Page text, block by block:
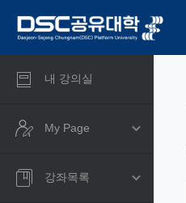
텐
내 강의실
My Page
강좌목록